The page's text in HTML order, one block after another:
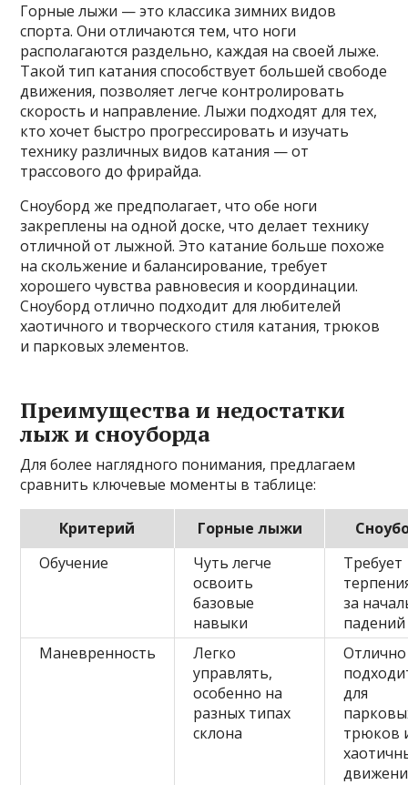
Горные лыжи — это классика зимних видов
спорта. Они отличаются тем, что ноги
располагаются раздельно, каждая на своей лыже.
Такой тип катания способствует большей свободе
движения, позволяет легче контролировать
скорость и направление. Лыжи подходят для тех,
кто хочет быстро прогрессировать и изучать
технику различных видов катания — от
трассового до фрирайда.
Сноуборд же предполагает, что обе ноги
закреплены на одной доске, что делает технику
отличной от лыжной. Это катание больше похоже
на скольжение и балансирование, требует
хорошего чувства равновесия и координации.
Сноуборд отлично подходит для любителей
хаотичного и творческого стиля катания, трюков
и парковых элементов.
Преимущества и недостатки
лыж и сноуборда
Для более наглядного понимания, предлагаем
сравнить ключевые моменты в таблице:
Критерий Горные лыжи
Обучение
Чуть легче
освоить
базовые
навыки
Требует
за
падений
Маневренность
Легко
управлять,
особенно на
разных типах
склона
Отлично
для
трюков